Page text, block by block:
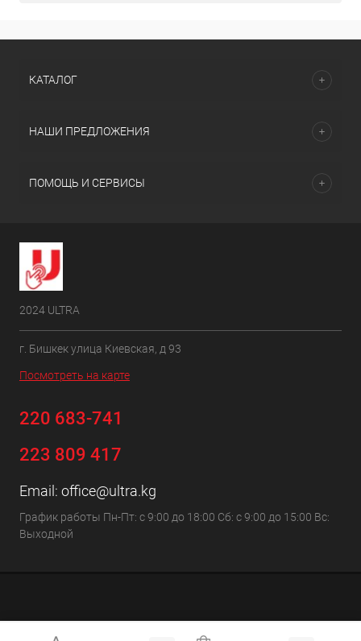
КАТАЛОГ
НАШИ ПРЕДЛОЖЕНИЯ
ПОМОЩЬ И СЕРВИСЫ
2024 ULTRA
г. Бишкек улица Киевская, д 93
Посмотреть на карте
220 683-741
223 809 417
Email: office@ultra.kg
График работы Пн-Пт: с 9:00 до 18:00 Сб: с 9:00 до 15:00 Вс:
Выходной